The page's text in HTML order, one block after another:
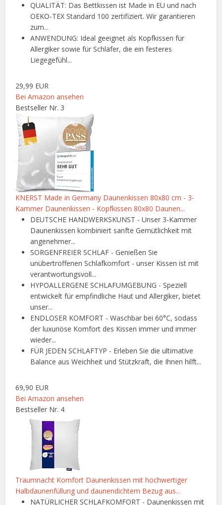
QUALITÄT: Das Bettkissen ist Made in EU und nach
OEKO-TEX Standard 100 zertifiziert. Wir garantieren
zum...
ANWENDUNG: Ideal geeignet als Kopfkissen für
Allergiker sowie für Schläfer, die ein festeres
Liegegefühl...
29,99 EUR
Bei Amazon ansehen
Bestseller Nr. 3
KNERST Made in Germany Daunenkissen 80x80 cm - 3-
Kammer Daunenkissen - Kopfkissen 80x80 Daunen...
DEUTSCHE HANDWERKSKUNST - Unser 3-Kammer
Daunenkissen kombiniert sanfte Gemütlichkeit mit
angenehmer...
SORGENFREIER SCHLAF - Genießen Sie
unübertroffenen Schlafkomfort - unser Kissen ist mit
verantwortungsvoll...
HYPOALLERGENE SCHLAFUMGEBUNG - Speziell
entwickelt für empfindliche Haut und Allergiker, bietet
unser...
ENDLOSER KOMFORT - Waschbar bei 60°C, sodass
der luxuriöse Komfort des Kissen immer und immer
wieder...
FÜR JEDEN SCHLAFTYP - Erleben Sie die ultimative
Balance aus Weichheit und Stützkraft, die Ihnen hilft...
69,90 EUR
Bei Amazon ansehen
Bestseller Nr. 4
Traumnacht Komfort Daunenkissen mit hochwertiger
Halbdaunenfüllung und daunendichtem Bezug aus...
NATÜRLICHER SCHLAFKOMFORT - Daunenkissen mit